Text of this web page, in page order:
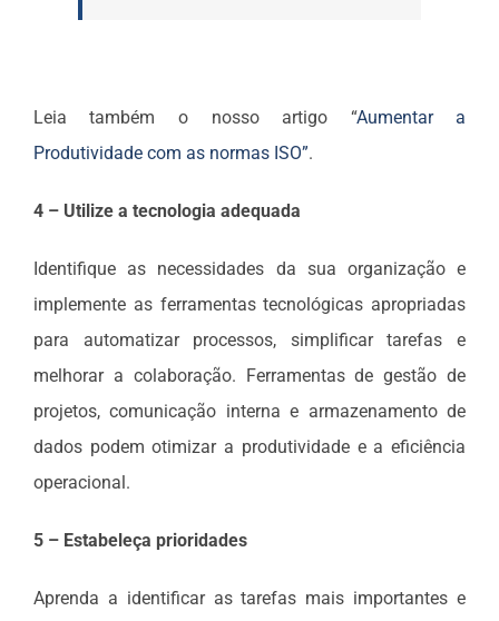
Leia também o nosso artigo “Aumentar a
Produtividade com as normas ISO”.
4 – Utilize a tecnologia adequada
Identifique as necessidades da sua organização e
implemente as ferramentas tecnológicas apropriadas
para automatizar processos, simplificar tarefas e
melhorar a colaboração. Ferramentas de gestão de
projetos, comunicação interna e armazenamento de
dados podem otimizar a produtividade e a eficiência
operacional.
5 – Estabeleça prioridades
Aprenda a identificar as tarefas mais importantes e